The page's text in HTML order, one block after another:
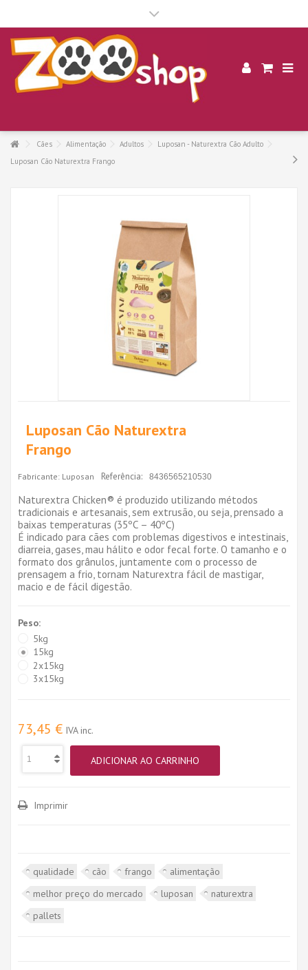
Cães Alimentação Adultos
Luposan - Naturextra Cão Adulto
Luposan Cão Naturextra Frango
Luposan Cão Naturextra
Frango
Fabricante: Luposan Referência: 8436565210530
Naturextra Chicken® é produzido utilizando métodos
tradicionais e artesanais, sem extrusão, ou seja, prensado a
baixas temperaturas (35ºC – 40ºC)
É indicado para cães com problemas digestivos e intestinais,
diarreia, gases, mau hálito e odor fecal forte. O tamanho e o
formato dos grânulos, juntamente com o processo de
prensagem a frio, tornam Naturextra fácil de mastigar,
macio e de fácil digestão.
Peso:
5kg
15kg
2x15kg
3x15kg
73,45 € IVA inc.
ADICIONAR AO CARRINHO
Imprimir
qualidade cão frango
alimentação
melhor preço do mercado
luposan
naturextra
pallets